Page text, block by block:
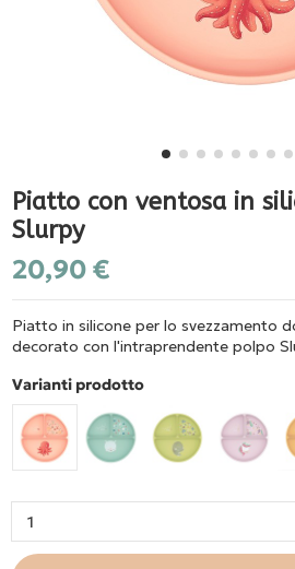
Piatto con ventosa in
Slurpy
20,90 €
Piatto in silicone per lo svezzamento
decorato con l'intraprendente polpo
Varianti prodotto